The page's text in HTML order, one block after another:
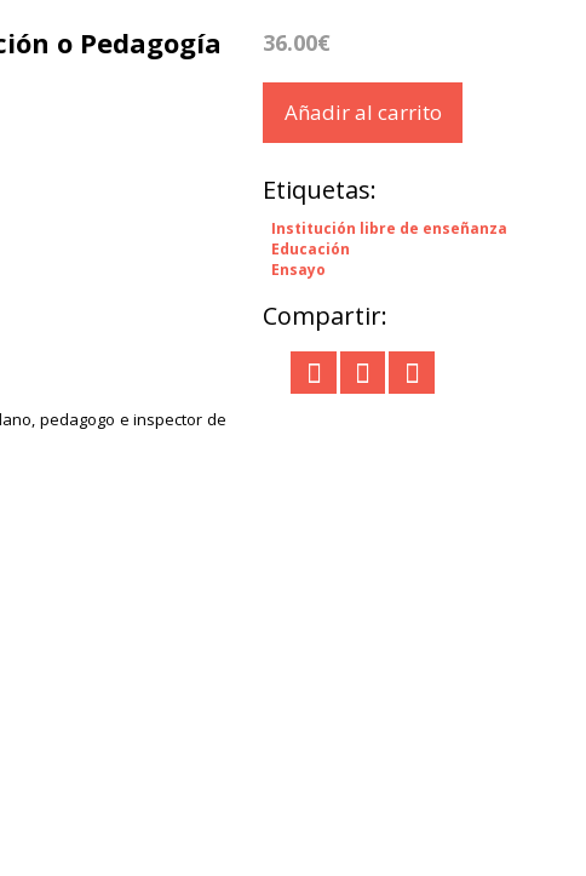
o Pedagogía
pedagogo e inspector de
36.00€
Añadir al carrito
Etiquetas:
Institución libre de enseñanza
Educación
Ensayo
Compartir: